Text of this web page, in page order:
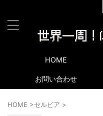
HOME
お問い合わせ
HOME >セルビア >